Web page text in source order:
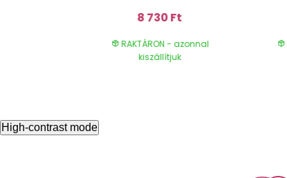
8 730 Ft
RAKTÁRON - azonnal
kiszállítjuk
High-contrast mode